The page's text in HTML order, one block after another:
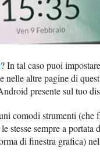
? In tal caso puoi
e nelle altre pagine di
presente sul tuo
comodi strumenti (che
stesse sempre a portata
di finestra grafica)